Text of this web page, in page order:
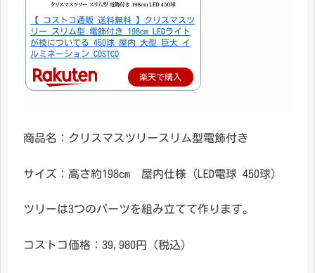
【 コストコ通販 送料無料 】クリスマスツ
リー スリム型 電飾付き 198cm LEDライト
が枝についてる 450球 屋内 大型 巨大 イ
ルミネーション COSTCO
楽天で購入
商品名：クリスマスツリースリム型電飾付き
サイズ：高さ約198cm 屋内仕様（LED電球 450球）
ツリーは3つのパーツを組み立てて作ります。
コストコ価格：39,980円（税込）